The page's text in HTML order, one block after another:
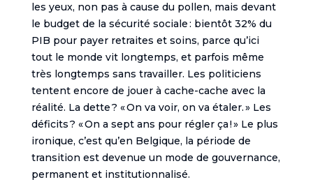
les yeux, non pas à cause du pollen, mais devant
le budget de la sécurité sociale : bientôt 32% du
PIB pour payer retraites et soins, parce qu’ici
tout le monde vit longtemps, et parfois même
très longtemps sans travailler. Les politiciens
tentent encore de jouer à cache-cache avec la
réalité. La dette ? « On va voir, on va étaler. » Les
déficits ? « On a sept ans pour régler ça ! » Le plus
ironique, c’est qu’en Belgique, la période de
transition est devenue un mode de gouvernance,
permanent et institutionnalisé.